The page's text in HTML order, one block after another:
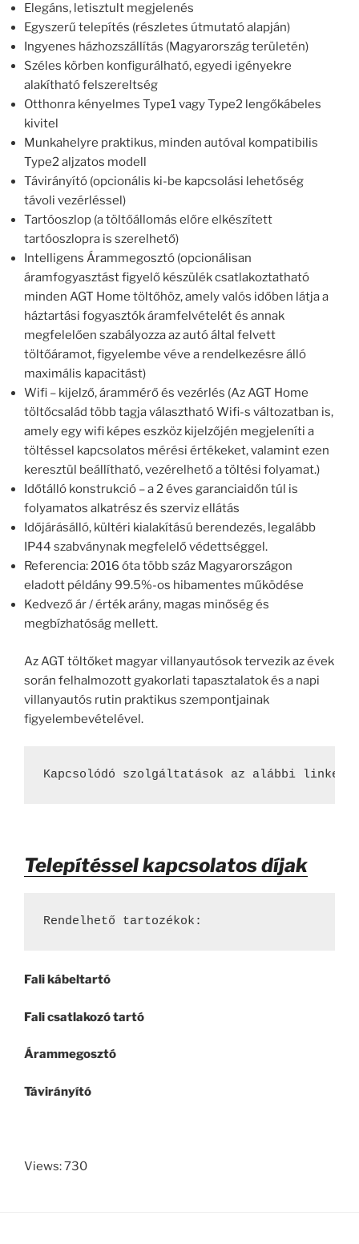
Elegáns, letisztult megjelenés
Egyszerű telepítés (részletes útmutató alapján)
Ingyenes házhozszállítás (Magyarország területén)
Széles körben konfigurálható, egyedi igényekre
alakítható felszereltség
Otthonra kényelmes Type1 vagy Type2 lengőkábeles
kivitel
Munkahelyre praktikus, minden autóval kompatibilis
Type2 aljzatos modell
Távirányító (opcionális ki-be kapcsolási lehetőség
távoli vezérléssel)
Tartóoszlop (a töltőállomás előre elkészített
tartóoszlopra is szerelhető)
Intelligens Árammegosztó (opcionálisan
áramfogyasztást figyelő készülék csatlakoztatható
minden AGT Home töltőhöz, amely valós időben látja a
háztartási fogyasztók áramfelvételét és annak
megfelelően szabályozza az autó által felvett
töltőáramot, figyelembe véve a rendelkezésre álló
maximális kapacitást)
Wifi – kijelző, árammérő és vezérlés (Az AGT Home
töltőcsalád több tagja választható Wifi-s változatban is,
amely egy wifi képes eszköz kijelzőjén megjeleníti a
töltéssel kapcsolatos mérési értékeket, valamint ezen
keresztül beállítható, vezérelhető a töltési folyamat.)
Időtálló konstrukció – a 2 éves garanciaidőn túl is
folyamatos alkatrész és szerviz ellátás
Időjárásálló, kültéri kialakítású berendezés, legalább
IP44 szabványnak megfelelő védettséggel.
Referencia: 2016 óta több száz Magyarországon
eladott példány 99.5%-os hibamentes működése
Kedvező ár / érték arány, magas minőség és
megbízhatóság mellett.
Az AGT töltőket magyar villanyautósok tervezik az évek
során felhalmozott gyakorlati tapasztalatok és a napi
villanyautós rutin praktikus szempontjainak
figyelembevételével.
Kapcsolódó szolgáltatások az alábbi linken:
Telepítéssel kapcsolatos díjak
Rendelhető tartozékok:
Fali kábeltartó
Fali csatlakozó tartó
Árammegosztó
Távirányító
Views: 730